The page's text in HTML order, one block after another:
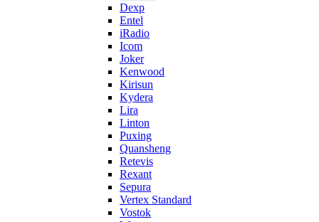
Dexp
Entel
iRadio
Icom
Joker
Kenwood
Kirisun
Kydera
Lira
Linton
Puxing
Quansheng
Retevis
Rexant
Sepura
Vertex Standard
Vostok